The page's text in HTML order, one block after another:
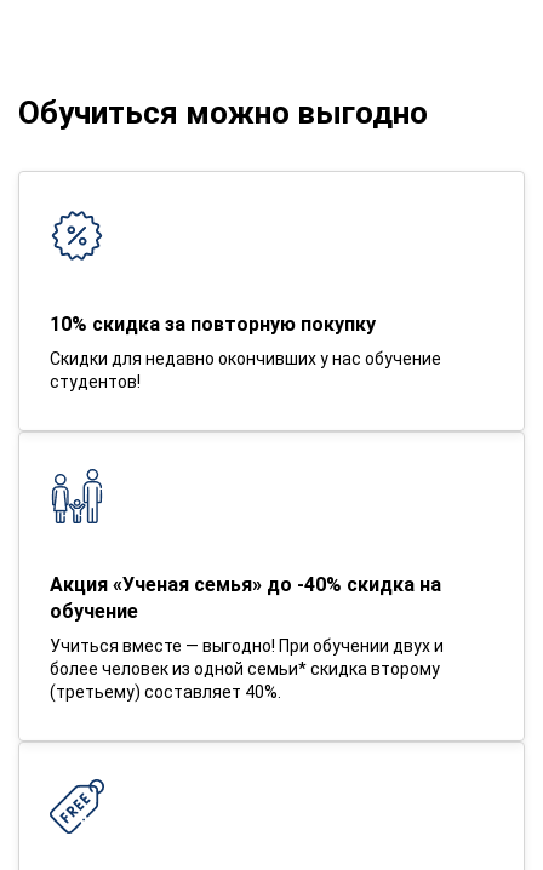
Обучиться можно выгодно
10% скидка за повторную покупку
Скидки для недавно окончивших у нас обучение
студентов!
Акция «Ученая семья» до -40% скидка на
обучение
Учиться вместе — выгодно! При обучении двух и
более человек из одной семьи* скидка второму
(третьему) составляет 40%.